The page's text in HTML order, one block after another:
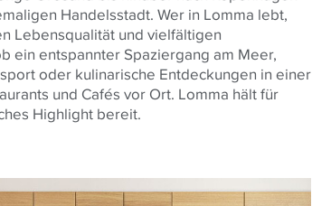
Handelsstadt. Wer in Lomma lebt,
Lebensqualität und vielfältigen
ein entspannter Spaziergang am Meer,
oder kulinarische Entdeckungen in einer
und Cafés vor Ort. Lomma hält für
Highlight bereit.